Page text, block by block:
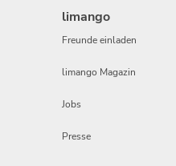
limango
Freunde einladen
limango Magazin
Jobs
Presse